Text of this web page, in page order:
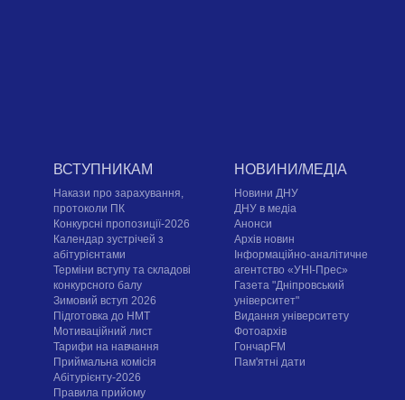
ВСТУПНИКАМ
Накази про зарахування,
протоколи ПК
Конкурсні пропозиції-2026
Календар зустрічей з
абітурієнтами
Терміни вступу та складові
конкурсного балу
Зимовий вступ 2026
Підготовка до НМТ
Мотиваційний лист
Тарифи на навчання
Приймальна комісія
Абітурієнту-2026
Правила прийому
НОВИНИ/МЕДІА
Новини ДНУ
ДНУ в медіа
Анонси
Архів новин
Інформаційно-аналітичне
агентство «УНІ-Прес»
Газета "Дніпровський
університет"
Видання університету
Фотоархів
ГончарFM
Пам'ятні дати